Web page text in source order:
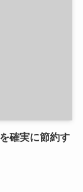
確実に節約す